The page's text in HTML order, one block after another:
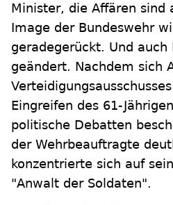
Minister, die Affären sind
Image der Bundeswehr
geradegerückt. Und auch
geändert. Nachdem sich
Eingreifen des 61-
politische Debatten
der Wehrbeauftragte
konzentrierte sich auf
"Anwalt der Soldaten".